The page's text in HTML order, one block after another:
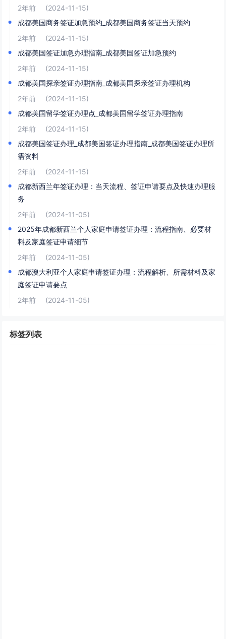
2年前
(2024-11-15)
成都美国商务签证加急预约_成都美国商务签证当天预约
2年前
(2024-11-15)
成都美国签证加急办理指南_成都美国签证加急预约
2年前
(2024-11-15)
成都美国探亲签证办理指南_成都美国探亲签证办理机构
2年前
(2024-11-15)
成都美国留学签证办理点_成都美国留学签证办理指南
2年前
(2024-11-15)
成都美国签证办理_成都美国签证办理指南_成都美国签证办理所
需资料
2年前
(2024-11-15)
成都新西兰年签证办理：当天流程、签证申请要点及快速办理服
务
2年前
(2024-11-05)
2025年成都新西兰个人家庭申请签证办理：流程指南、必要材
料及家庭签证申请细节
2年前
(2024-11-05)
成都澳大利亚个人家庭申请签证办理：流程解析、所需材料及家
庭签证申请要点
2年前
(2024-11-05)
标签列表